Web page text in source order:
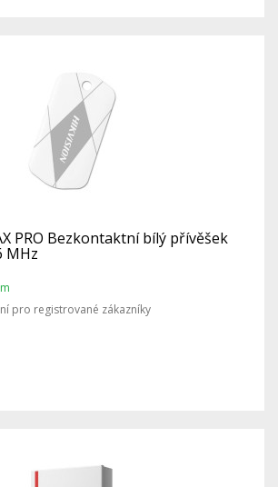
PRO Bezkontaktní bílý přívěšek
MHz
pro registrované zákazníky